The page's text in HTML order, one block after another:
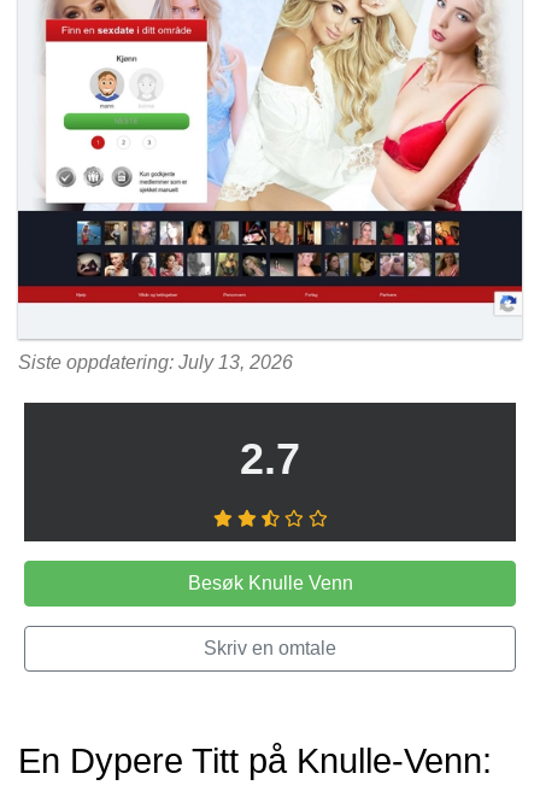
Siste oppdatering: July 13, 2026
2.7
Besøk Knulle Venn
Skriv en omtale
En Dypere Titt på Knulle-Venn: